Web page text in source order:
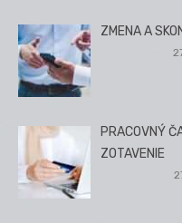
ZMENA A
PRACOVNÝ
ZOTAVENIE